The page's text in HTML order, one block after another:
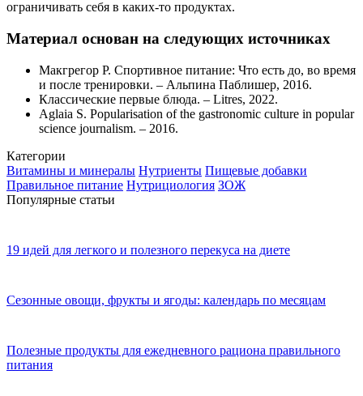
ограничивать себя в каких-то продуктах.
Материал основан на следующих источниках
Макгрегор Р. Спортивное питание: Что есть до, во время
и после тренировки. – Альпина Паблишер, 2016.
Классические первые блюда. – Litres, 2022.
Aglaia S. Popularisation of the gastronomic culture in popular
science journalism. – 2016.
Категории
Витамины и минералы Нутриенты Пищевые добавки
Правильное питание Нутрициология ЗОЖ
Популярные статьи
19 идей для легкого и полезного перекуса на диете
Сезонные овощи, фрукты и ягоды: календарь по месяцам
Полезные продукты для ежедневного рациона правильного
питания